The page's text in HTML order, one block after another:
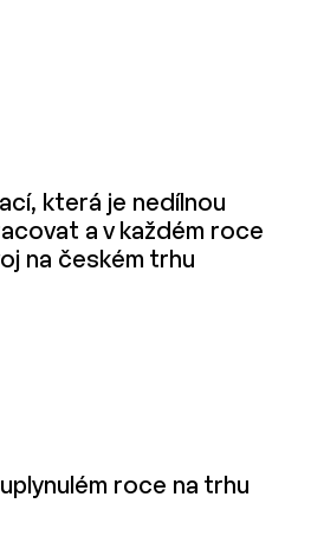
která je nedílnou
a v každém roce
na českém trhu
roce na trhu